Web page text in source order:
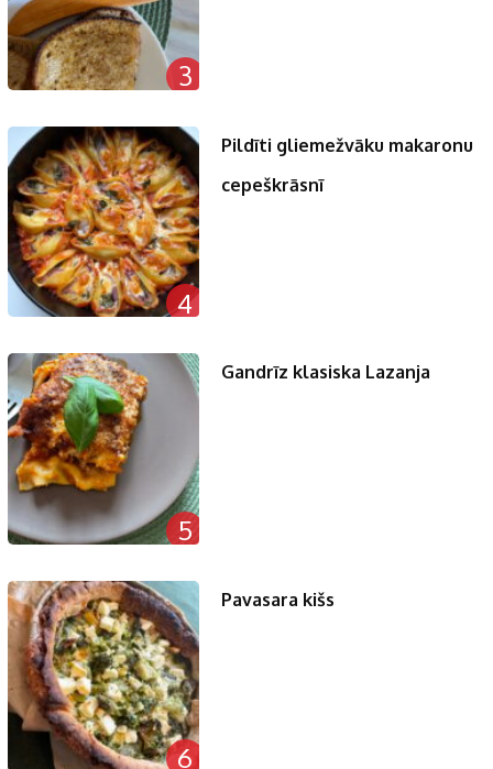
3
4
Pildīti gliemežvāku makaronu
cepeškrāsnī
5
Gandrīz klasiska Lazanja
6
Pavasara kišs